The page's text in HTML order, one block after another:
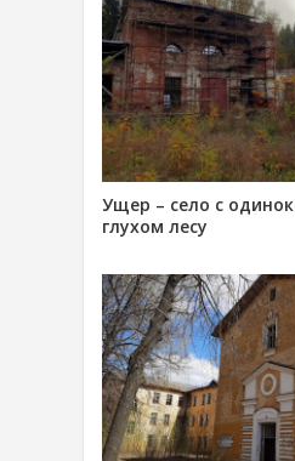
Ущер – село с
глухом лесу